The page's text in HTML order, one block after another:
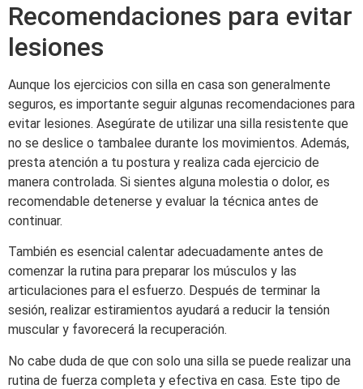
Recomendaciones para evitar
lesiones
Aunque los ejercicios con silla en casa son generalmente
seguros, es importante seguir algunas recomendaciones para
evitar lesiones. Asegúrate de utilizar una silla resistente que
no se deslice o tambalee durante los movimientos. Además,
presta atención a tu postura y realiza cada ejercicio de
manera controlada. Si sientes alguna molestia o dolor, es
recomendable detenerse y evaluar la técnica antes de
continuar.
También es esencial calentar adecuadamente antes de
comenzar la rutina para preparar los músculos y las
articulaciones para el esfuerzo. Después de terminar la
sesión, realizar estiramientos ayudará a reducir la tensión
muscular y favorecerá la recuperación.
No cabe duda de que con solo una silla se puede realizar una
rutina de fuerza completa y efectiva en casa. Este tipo de